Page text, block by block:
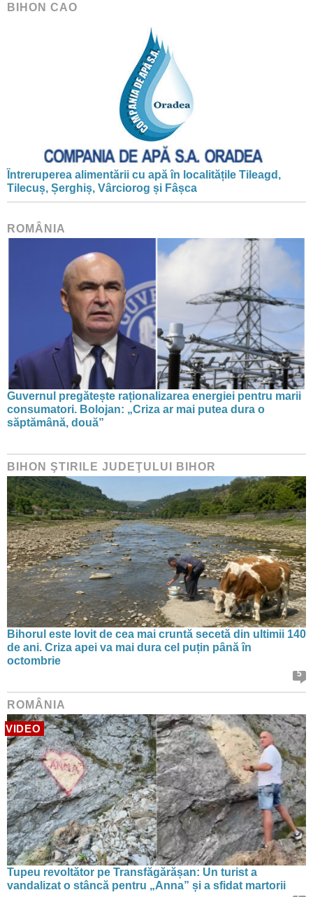
BIHON CAO
Întreruperea alimentării cu apă în localitățile Tileagd,
Tilecuș, Șerghiș, Vârciorog și Fâșca
ROMÂNIA
Guvernul pregătește raționalizarea energiei pentru marii
consumatori. Bolojan: „Criza ar mai putea dura o
săptămână, două”
BIHON ŞTIRILE JUDEŢULUI BIHOR
Bihorul este lovit de cea mai cruntă secetă din ultimii 140
de ani. Criza apei va mai dura cel puțin până în
octombrie
5
ROMÂNIA
VIDEO
Tupeu revoltător pe Transfăgărășan: Un turist a
vandalizat o stâncă pentru „Anna” și a sfidat martorii